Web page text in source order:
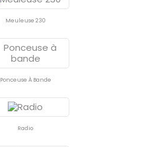
Meuleuse 230
Ponceuse À Bande
Radio